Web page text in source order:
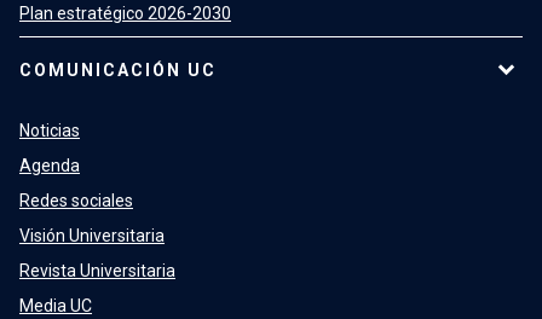
Plan estratégico 2026-2030
COMUNICACIÓN UC
Noticias
Agenda
Redes sociales
Visión Universitaria
Revista Universitaria
Media UC